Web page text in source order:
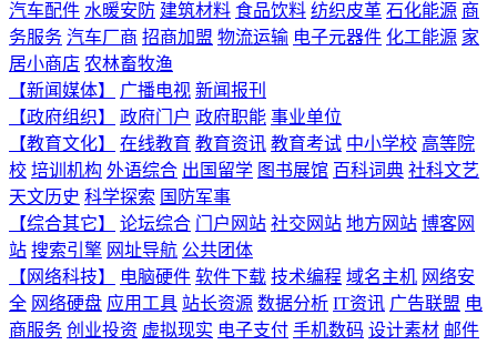
汽车配件 水暖安防 建筑材料 食品饮料 纺织皮革 石化能源 商
务服务 汽车厂商 招商加盟 物流运输 电子元器件 化工能源 家
居小商店 农林畜牧渔
【新闻媒体】
广播电视 新闻报刊
【政府组织】
政府门户 政府职能 事业单位
【教育文化】
在线教育 教育资讯 教育考试 中小学校 高等院
校 培训机构 外语综合 出国留学 图书展馆 百科词典 社科文艺
天文历史 科学探索 国防军事
【综合其它】
论坛综合 门户网站 社交网站 地方网站 博客网
站 搜索引擎 网址导航 公共团体
【网络科技】
电脑硬件 软件下载 技术编程 域名主机 网络安
全 网络硬盘 应用工具 站长资源 数据分析 IT资讯 广告联盟 电
商服务 创业投资 虚拟现实 电子支付 手机数码 设计素材 邮件